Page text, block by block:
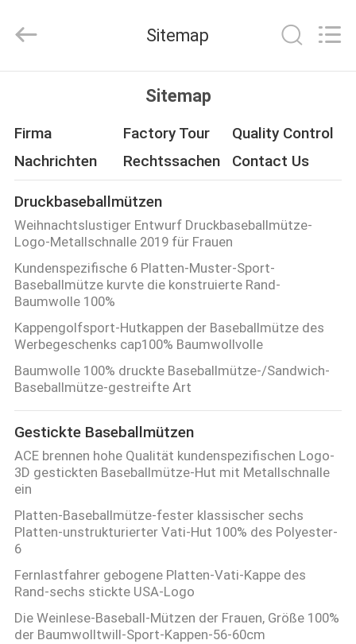
PRODUKTE
ÜBER
UNS
FABRIK-
AUSFLUG
QUALITÄTSKONTROLLE
TRETEN
SIE
MIT
UNS
IN
VERBINDUNG
NACHRICHTEN
FÄLLE
Ltd..
Reserved.
Sitemap
Sitemap
Firma Factory Tour
Quality Control
Nachrichten
Rechtssachen Contact Us
Druckbaseballmützen
Weihnachtslustiger Entwurf Druckbaseballmütze-
Logo-Metallschnalle 2019 für Frauen
Kundenspezifische 6 Platten-Muster-Sport-
Baseballmütze kurvte die konstruierte Rand-
Baumwolle 100%
Kappengolfsport-Hutkappen der Baseballmütze des
Werbegeschenks cap100% Baumwollvolle
Baumwolle 100% druckte Baseballmütze-/Sandwich-
Baseballmütze-gestreifte Art
Gestickte Baseballmützen
ACE brennen hohe Qualität kundenspezifischen Logo-
3D gestickten Baseballmütze-Hut mit Metallschnalle
ein
Platten-Baseballmütze-fester klassischer sechs
Platten-unstrukturierter Vati-Hut 100% des Polyester-
6
Fernlastfahrer gebogene Platten-Vati-Kappe des
Rand-sechs stickte USA-Logo
Die Weinlese-Baseball-Mützen der Frauen, Größe 100%
der Baumwolltwill-Sport-Kappen-56-60cm